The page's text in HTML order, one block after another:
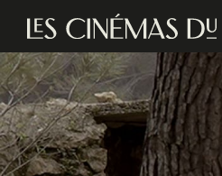
Aller au contenu principal